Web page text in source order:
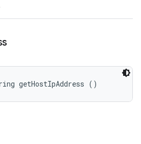
getHostIpAddress ()